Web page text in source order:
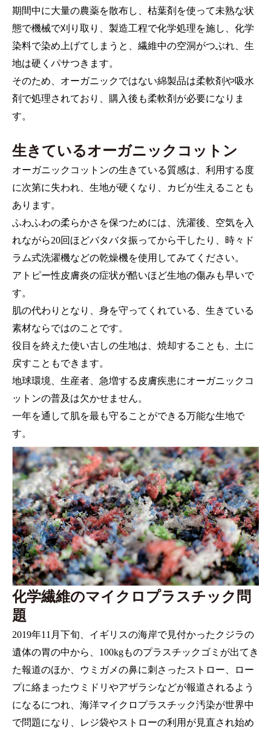
期間中に大量の農薬を散布し、枯葉剤を使って未熟な状
態で機械で刈り取り、製造工程で化学処理を施し、化学
染料で染め上げてしまうと、繊維中の空洞がつぶれ、生
地は硬くパサつきます。
そのため、オーガニックではない綿製品は柔軟剤や吸水
剤で処理されており、購入後も柔軟剤が必要になりま
す。
生きているオーガニックコットン
オーガニックコットンの生きている質感は、利用する度
に次第に失われ、生地が硬くなり、カビが生えることも
あります。
ふわふわの柔らかさを保つためには、洗濯後、空気を入
れながら20回ほどバタバタ振ってから干したり、時々ド
ラム式洗濯機などの乾燥機を使用してみてください。
アトピー性皮膚炎の症状が酷いほど生地の傷みも早いで
す。
肌の代わりとなり、身を守ってくれている、生きている
素材ならではのことです。
役目を終えた使い古しの生地は、焼却することも、土に
戻すこともできます。
地球環境、生産者、急増する皮膚疾患にオーガニックコ
ットンの普及は欠かせません。
一年を通して肌を最も守ることができる万能な生地で
す。
化学繊維のマイクロプラスチック問
題
2019年11月下旬、イギリスの海岸で見付かったクジラの
遺体の胃の中から、100kgものプラスチックゴミが出てき
た報道のほか、ウミガメの鼻に刺さったストロー、ロー
プに絡まったウミドリやアザラシなどが報道されるよう
になるにつれ、海洋マイクロプラスチック汚染が世界中
で問題になり、レジ袋やストローの利用が見直され始め